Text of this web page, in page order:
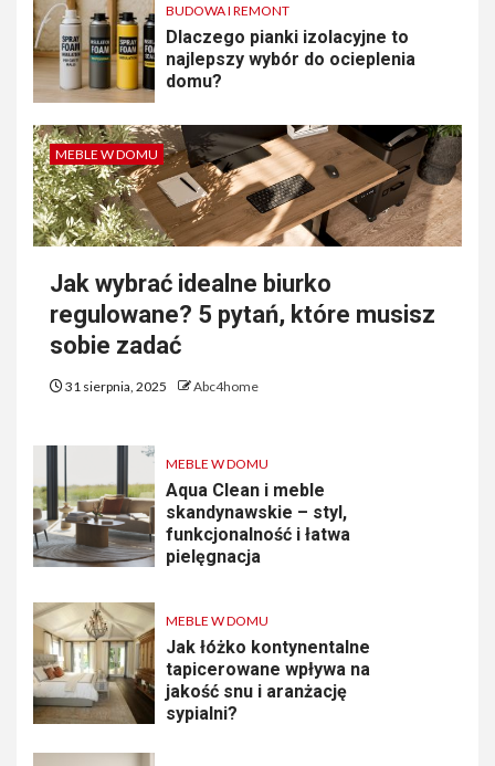
BUDOWA I REMONT
Dlaczego pianki izolacyjne to
najlepszy wybór do ocieplenia
domu?
MEBLE W DOMU
Jak wybrać idealne biurko
regulowane? 5 pytań, które musisz
sobie zadać
31 sierpnia, 2025 Abc4home
MEBLE W DOMU
Aqua Clean i meble
skandynawskie – styl,
funkcjonalność i łatwa
pielęgnacja
MEBLE W DOMU
Jak łóżko kontynentalne
tapicerowane wpływa na
jakość snu i aranżację
sypialni?